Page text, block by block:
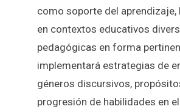
como soporte del
en contextos educativos
pedagógicas en forma
implementará estrategias de
géneros discursivos,
progresión de habilidades en